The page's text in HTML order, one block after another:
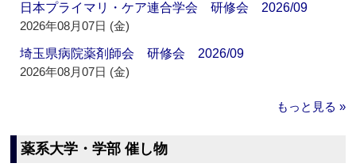
日本プライマリ・ケア連合学会 研修会 2026/09
2026年08月07日 (金)
埼玉県病院薬剤師会 研修会 2026/09
2026年08月07日 (金)
もっと見る »
薬系大学・学部 催し物